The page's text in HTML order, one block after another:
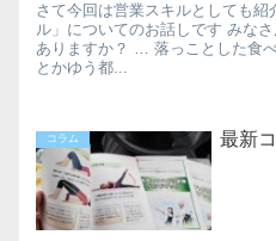
さて今回は営業スキルとしても
ル」についてのお話しです みな
ありますか？ … 落っことした食
とかゆう都...
コラム 最新